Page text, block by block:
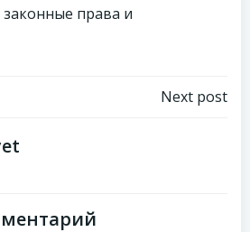
права и
Навигация
Next post